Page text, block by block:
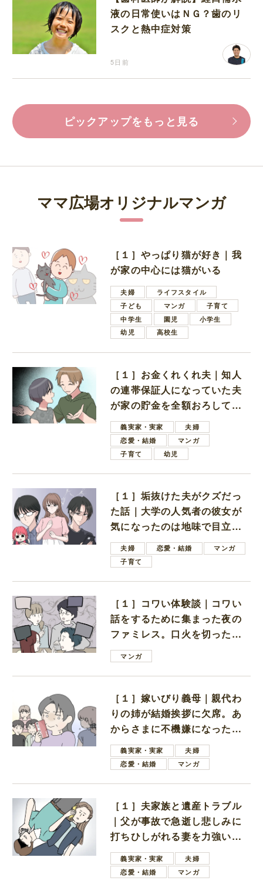
液の日常使いはＮＧ？歯のリ
スクと熱中症対策
5日前
ピックアップをもっと見る
ママ広場オリジナルマンガ
［１］やっぱり猫が好き｜我
が家の中心には猫がいる
夫婦
ライフスタイル
子ども
マンガ
子育て
中学生
園児
小学生
幼児
高校生
［１］お金くれくれ夫｜知人
の連帯保証人になっていた夫
が家の貯金を全額おろしてほ
しいと言ってきた
義実家・実家
夫婦
恋愛・結婚
マンガ
子育て
幼児
［１］垢抜けた夫がクズだっ
た話｜大学の人気者の彼女が
気になったのは地味で目立た
ない男子学生
夫婦 恋愛・結婚
マンガ
子育て
［１］コワい体験談｜コワい
話をするために集まった夜の
ファミレス。口火を切ったの
は電車好きの男の子ママ
マンガ
［１］嫁いびり義母｜親代わ
りの姉が結婚挨拶に欠席。あ
からさまに不機嫌になった義
母義実家・実家
夫婦
恋愛・結婚
マンガ
［１］夫家族と遺産トラブル
｜父が事故で急逝し悲しみに
打ちひしがれる妻を力強い言
葉で励ます夫
義実家・実家
夫婦
恋愛・結婚
マンガ